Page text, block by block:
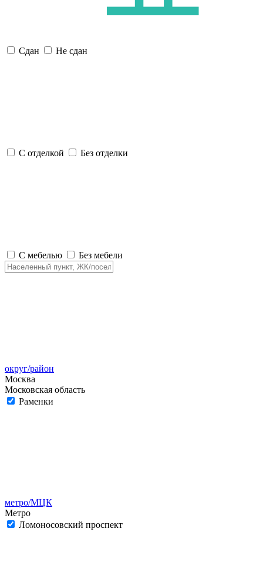
Сдан Не сдан
С отделкой Без отделки
С мебелью Без мебели
округ/район
Москва
Московская область
Раменки
метро/МЦК
Метро
Ломоносовский проспект